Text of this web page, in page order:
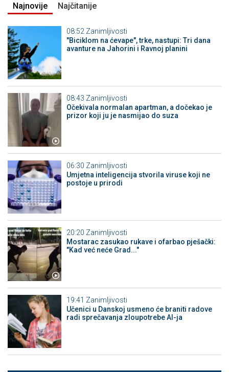
Najnovije Najčitanije
08:52 Zanimljivosti
"Biciklom na ćevape", trke, nastupi: Tri dana
avanture na Jahorini i Ravnoj planini
08:43 Zanimljivosti
Očekivala normalan apartman, a dočekao je
prizor koji ju je nasmijao do suza
06:30 Zanimljivosti
Umjetna inteligencija stvorila viruse koji ne
postoje u prirodi
20:20 Zanimljivosti
Mostarac zasukao rukave i ofarbao pješački:
"Kad već neće Grad..."
19:41 Zanimljivosti
Učenici u Danskoj usmeno će braniti radove
radi sprečavanja zloupotrebe AI-ja